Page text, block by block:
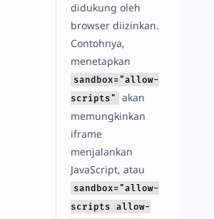
didukung oleh
browser diizinkan.
Contohnya,
menetapkan
sandbox="allow-
scripts"
akan
memungkinkan
iframe
menjalankan
JavaScript, atau
sandbox="allow-
scripts allow-